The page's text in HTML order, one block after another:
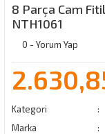
8 Parça Cam
NTH1061
0 - Yorum Yap
Kategori
Marka